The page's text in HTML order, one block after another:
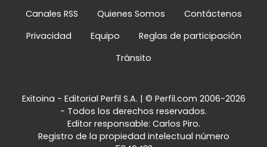
Canales RSS Quienes Somos
Contáctenos
Privacidad
Equipo
Reglas de participación
Tránsito
Exitoina - Editorial Perfil S.A. | © Perfil.com 2006-2026
- Todos los derechos reservados.
Editor responsable: Carlos Piro.
Registro de la propiedad intelectual número